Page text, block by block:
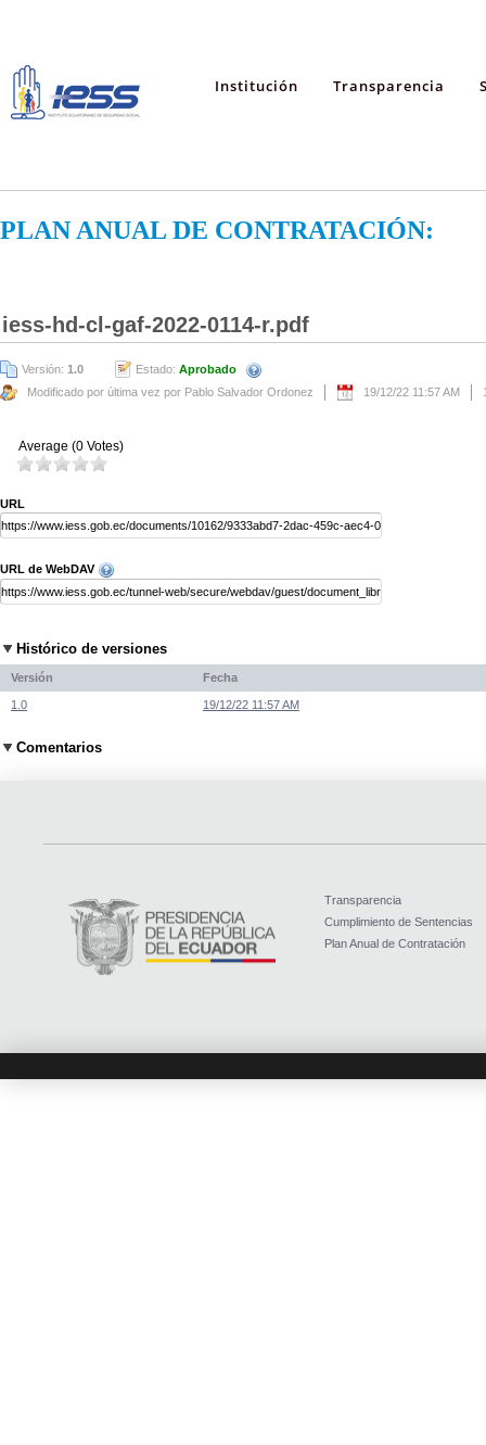
Institución Transparencia
PLAN ANUAL DE CONTRATACIÓN:
iess-hd-cl-gaf-2022-0114-r.pdf
Versión: 1.0 Estado: Aprobado
Modificado por última vez por Pablo Salvador Ordonez
19/12/22 11:57 AM
Average (0 Votes)
URL
URL de WebDAV
Histórico de versiones
Versión Fecha
1.0 19/12/22 11:57 AM
Comentarios
Transparencia
Cumplimiento de Sentencias
Plan Anual de Contratación